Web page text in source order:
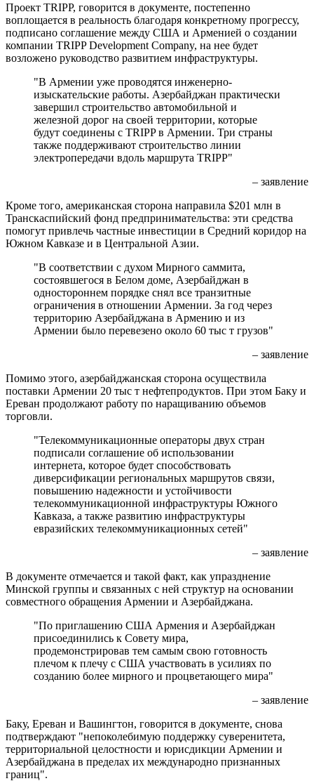
Проект TRIPP, говорится в документе, постепенно
воплощается в реальность благодаря конкретному прогрессу,
подписано соглашение между США и Арменией о создании
компании TRIPP Development Company, на нее будет
возложено руководство развитием инфраструктуры.
"В Армении уже проводятся инженерно-
изыскательские работы. Азербайджан практически
завершил строительство автомобильной и
железной дорог на своей территории, которые
будут соединены с TRIPP в Армении. Три страны
также поддерживают строительство линии
электропередачи вдоль маршрута TRIPP"
– заявление
Кроме того, американская сторона направила $201 млн в
Транскаспийский фонд предпринимательства: эти средства
помогут привлечь частные инвестиции в Средний коридор на
Южном Кавказе и в Центральной Азии.
"В соответствии с духом Мирного саммита,
состоявшегося в Белом доме, Азербайджан в
одностороннем порядке снял все транзитные
ограничения в отношении Армении. За год через
территорию Азербайджана в Армению и из
Армении было перевезено около 60 тыс т грузов"
– заявление
Помимо этого, азербайджанская сторона осуществила
поставки Армении 20 тыс т нефтепродуктов. При этом Баку и
Ереван продолжают работу по наращиванию объемов
торговли.
"Телекоммуникационные операторы двух стран
подписали соглашение об использовании
интернета, которое будет способствовать
диверсификации региональных маршрутов связи,
повышению надежности и устойчивости
телекоммуникационной инфраструктуры Южного
Кавказа, а также развитию инфраструктуры
евразийских телекоммуникационных сетей"
– заявление
В документе отмечается и такой факт, как упразднение
Минской группы и связанных с ней структур на основании
совместного обращения Армении и Азербайджана.
"По приглашению США Армения и Азербайджан
присоединились к Совету мира,
продемонстрировав тем самым свою готовность
плечом к плечу с США участвовать в усилиях по
созданию более мирного и процветающего мира"
– заявление
Баку, Ереван и Вашингтон, говорится в документе, снова
подтверждают "непоколебимую поддержку суверенитета,
территориальной целостности и юрисдикции Армении и
Азербайджана в пределах их международно признанных
границ".